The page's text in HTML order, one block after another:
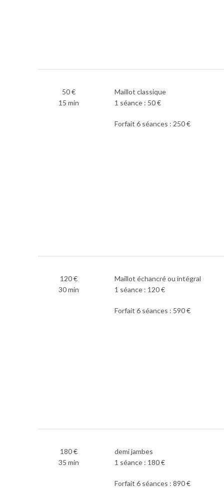
50 €
15 min
Maillot classique
1 séance : 50 €
Forfait 6 séances : 250 €
120 €
30 min
Maillot échancré ou intégral
1 séance : 120 €
Forfait 6 séances : 590 €
180 €
35 min
demi jambes
1 séance : 180 €
Forfait 6 séances : 890 €